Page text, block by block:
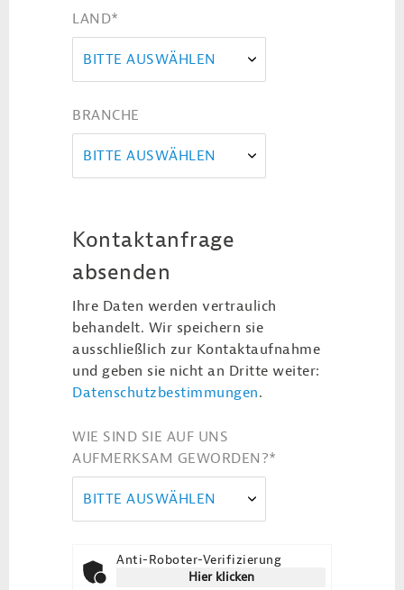
LAND*
BITTE AUSWÄHLEN
BRANCHE
BITTE AUSWÄHLEN
Kontaktanfrage
absenden
Ihre Daten werden vertraulich
behandelt. Wir speichern sie
ausschließlich zur Kontaktaufnahme
und geben sie nicht an Dritte weiter:
Datenschutzbestimmungen.
WIE SIND SIE AUF UNS
AUFMERKSAM GEWORDEN?*
BITTE AUSWÄHLEN
Anti-Roboter-Verifizierung
Hier klicken